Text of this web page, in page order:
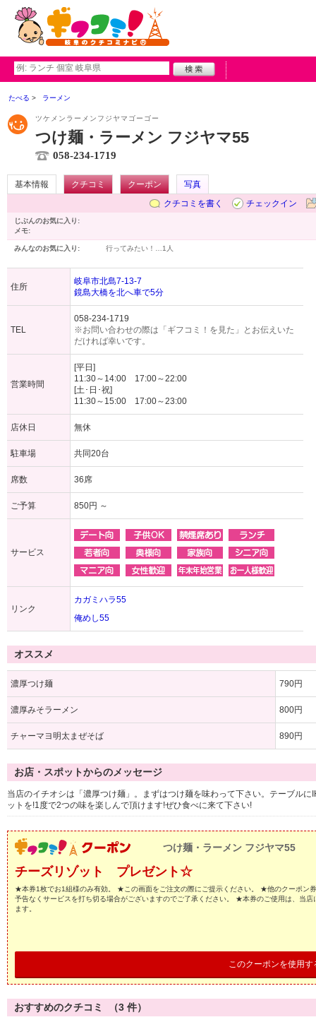
たべる ラーメン
ツケメンラーメンフジヤマゴーゴー
つけ麺・ラーメン フジヤマ55
058-234-1719
基本情報 クチコミ クーポン
写真
クチコミを書く
チェックイン
じぶんのお気に入り:
メモ:
みんなのお気に入り: 行ってみたい！… 1人
住所
岐阜市北島7-13-7
鏡島大橋を北へ車で5分
TEL
058-234-1719
※お問い合わせの際は「ギフコミ！を見た」とお伝えいた
だければ幸いです。
営業時間
[平日]
11:30～14:00 17:00～22:00
[土･日･祝]
11:30～15:00 17:00～23:00
店休日 無休
駐車場 共同20台
席数 36席
ご予算 850円 ～
サービス
リンク
カガミハラ55
俺めし55
オススメ
濃厚つけ麺 790円
濃厚みそラーメン 800円
チャーマヨ明太まぜそば 890円
お店・スポットからのメッセージ
当店のイチオシは「濃厚つけ麺」。まずはつけ麺を味わって下さい。テーブル
ットを!1度で2つの味を楽しんで頂けます!ぜひ食べに来て下さい!
つけ麺・ラーメン フジヤマ55
チーズリゾット プレゼント☆
★本券1枚でお1組様のみ有効。 ★この画面をご注文の際にご提示ください。 ★他のクーポン
予告なくサービスを打ち切る場合がございますのでご了承ください。 ★本券のご使用は、当
ます。
このクーポンを使用す
おすすめのクチコミ （3 件）